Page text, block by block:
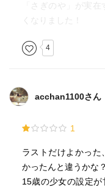
「さぎのや」が実
くなりました！
4
acchan1100さん
1
ラストだけよかった
かったんと違うかな？
15歳の少女の設定